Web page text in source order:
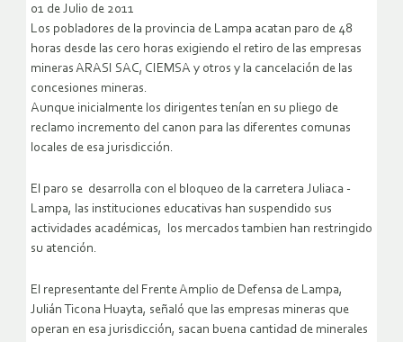
01 de Julio de 2011
Los pobladores de la provincia de Lampa acatan paro de 48
horas desde las cero horas exigiendo el retiro de las empresas
mineras ARASI SAC, CIEMSA y otros y la cancelación de las
concesiones mineras.
Aunque inicialmente los dirigentes tenían en su pliego de
reclamo incremento del canon para las diferentes comunas
locales de esa jurisdicción.
El paro se desarrolla con el bloqueo de la carretera Juliaca -
Lampa, las instituciones educativas han suspendido sus
actividades académicas, los mercados tambien han restringido
su atención.
El representante del Frente Amplio de Defensa de Lampa,
Julián Ticona Huayta, señaló que las empresas mineras que
operan en esa jurisdicción, sacan buena cantidad de minerales